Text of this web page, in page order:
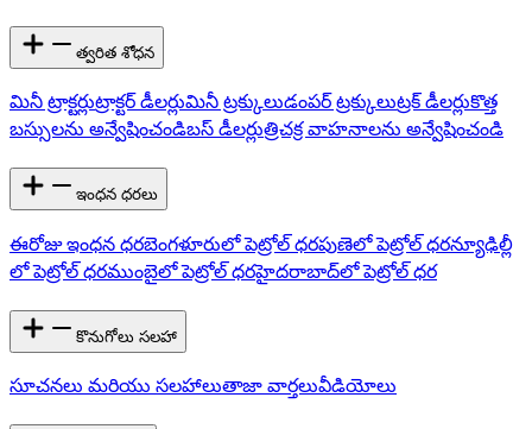
త్వరిత శోధన
మినీ ట్రాక్టర్లుట్రాక్టర్ డీలర్లుమినీ ట్రక్కులుడంపర్ ట్రక్కులుట్రక్ డీలర్లుకొత్త
బస్సులను అన్వేషించండిబస్ డీలర్లుత్రిచక్ర వాహనాలను అన్వేషించండి
ఇంధన ధరలు
ఈరోజు ఇంధన ధరబెంగళూరులో పెట్రోల్ ధరపుణెలో పెట్రోల్ ధరన్యూఢిల్లీ
లో పెట్రోల్ ధరముంబైలో పెట్రోల్ ధరహైదరాబాద్‌లో పెట్రోల్ ధర
కొనుగోలు సలహా
సూచనలు మరియు సలహాలుతాజా వార్తలువీడియోలు